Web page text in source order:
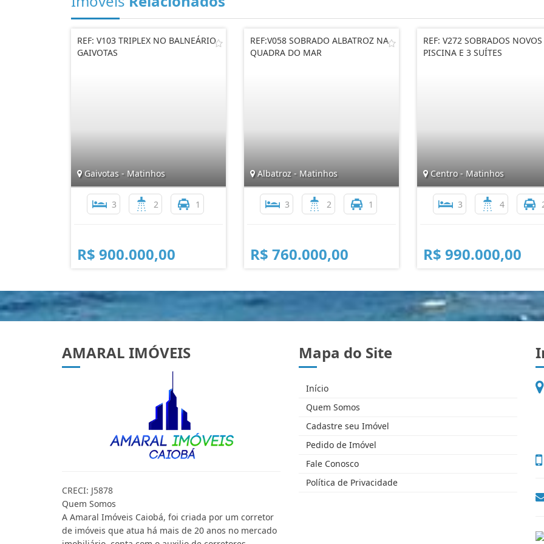
REF: V103 TRIPLEX NO BALNEÁRIO
GAIVOTAS
Gaivotas - Matinhos
3 2 1
R$ 900.000,00
REF:V058 SOBRADO ALBATROZ NA
QUADRA DO MAR
Albatroz - Matinhos
3 2 1
R$ 760.000,00
REF: V272 SOBRADOS
PISCINA E 3 SUÍTES
Centro - Matinhos
3 4
R$ 990.000,00
AMARAL IMÓVEIS
CRECI: J5878
Quem Somos
A Amaral Imóveis Caiobá, foi criada por um corretor
de imóveis que atua há mais de 20 anos no mercado
Mapa do Site
Início
Quem Somos
Cadastre seu Imóvel
Pedido de Imóvel
Fale Conosco
Política de Privacidade